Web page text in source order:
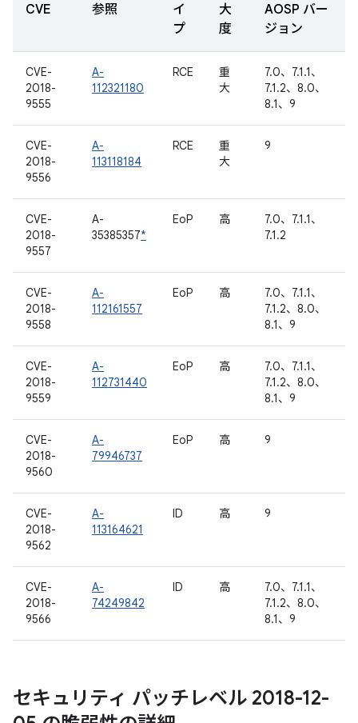
CVE 参照
イ
プ
大
度
AOSP バー
ジョン
CVE-
2018-
9555
A-
112321180
RCE
重
大
7.0、7.1.1、
7.1.2、8.0、
8.1、9
CVE-
2018-
9556
A-
113118184
RCE
重
大
9
CVE-
2018-
9557
A-
35385357*
EoP 高
7.0、7.1.1、
7.1.2
CVE-
2018-
9558
A-
112161557
EoP 高
7.0、7.1.1、
7.1.2、8.0、
8.1、9
CVE-
2018-
9559
A-
112731440
EoP 高
7.0、7.1.1、
7.1.2、8.0、
8.1、9
CVE-
2018-
9560
A-
79946737
EoP 高 9
CVE-
2018-
9562
A-
113164621
ID 高 9
CVE-
2018-
9566
A-
74249842
ID 高
7.0、7.1.1、
7.1.2、8.0、
8.1、9
セキュリティ パッチレベル 2018-12-